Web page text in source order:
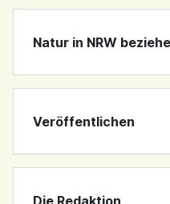
Natur in NRW
Veröffentlichen
Die Redaktion